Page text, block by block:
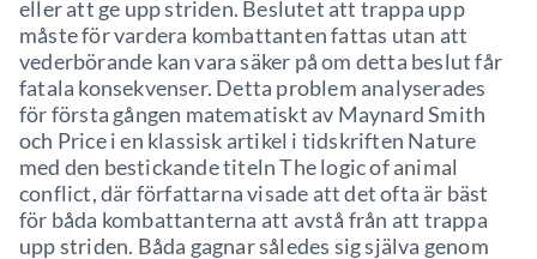
eller att ge upp striden. Beslutet att trappa upp
måste för vardera kombattanten fattas utan att
vederbörande kan vara säker på om detta beslut får
fatala konsekvenser. Detta problem analyserades
för första gången matematiskt av Maynard Smith
och Price i en klassisk artikel i tidskriften Nature
med den bestickande titeln The logic of animal
conflict, där författarna visade att det ofta är bäst
för båda kombattanterna att avstå från att trappa
upp striden. Båda gagnar således sig själva genom